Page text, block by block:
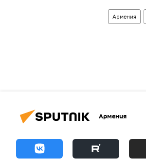
Армения
Армения